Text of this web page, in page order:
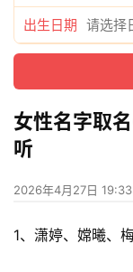
出生日期
女性名字取
听
2026年4月27日
1、潇婷、嫦曦、